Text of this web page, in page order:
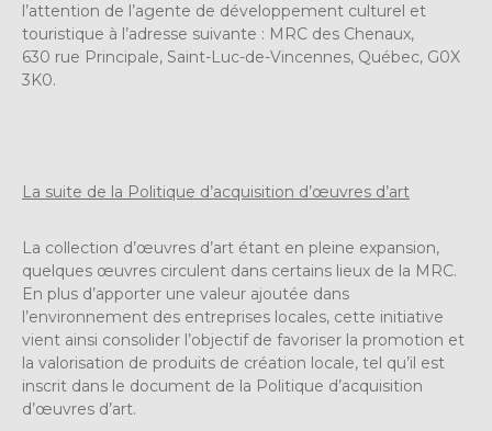
l’attention de l’agente de développement culturel et
touristique à l’adresse suivante : MRC des Chenaux,
630 rue Principale, Saint-Luc-de-Vincennes, Québec, G0X
3K0.
La suite de la Politique d’acquisition d’œuvres d’art
La collection d’œuvres d’art étant en pleine expansion,
quelques œuvres circulent dans certains lieux de la MRC.
En plus d’apporter une valeur ajoutée dans
l’environnement des entreprises locales, cette initiative
vient ainsi consolider l’objectif de favoriser la promotion et
la valorisation de produits de création locale, tel qu’il est
inscrit dans le document de la Politique d’acquisition
d’œuvres d’art.